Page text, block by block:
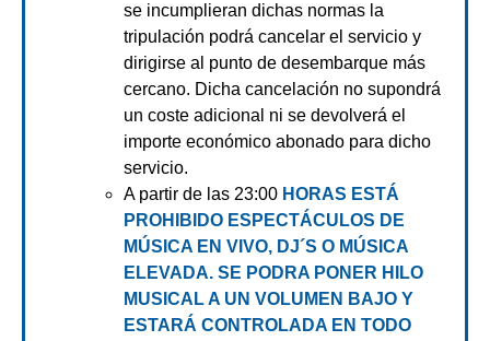
se incumplieran dichas normas la
tripulación podrá cancelar el servicio y
dirigirse al punto de desembarque más
cercano. Dicha cancelación no supondrá
un coste adicional ni se devolverá el
importe económico abonado para dicho
servicio.
A partir de las 23:00 HORAS ESTÁ
PROHIBIDO ESPECTÁCULOS DE
MÚSICA EN VIVO, DJ´S O MÚSICA
ELEVADA. SE PODRA PONER HILO
MUSICAL A UN VOLUMEN BAJO Y
ESTARÁ CONTROLADA EN TODO